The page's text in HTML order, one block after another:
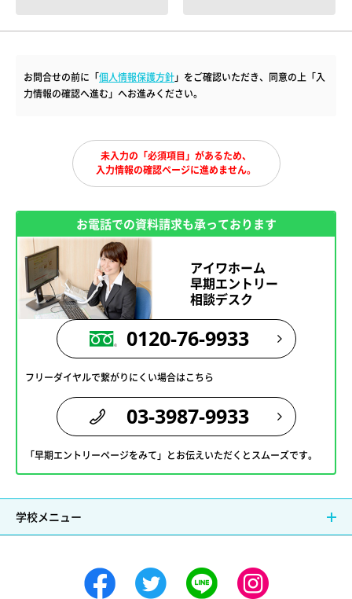
お問合せの前に「個人情報保護方針」をご確認いただき、同意の上「入
力情報の確認へ進む」へお進みください。
未入力の「必須項目」があるため、
入力情報の確認ページに進めません。
お電話での資料請求も承っております
アイワホーム
早期エントリー
相談デスク
0120-76-9933
フリーダイヤルで繋がりにくい場合はこちら
03-3987-9933
「早期エントリーページをみて」とお伝えいただくとスムーズです。
学校メニュー